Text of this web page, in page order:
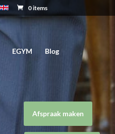
0 items
EGYM Blog
Afspraak maken